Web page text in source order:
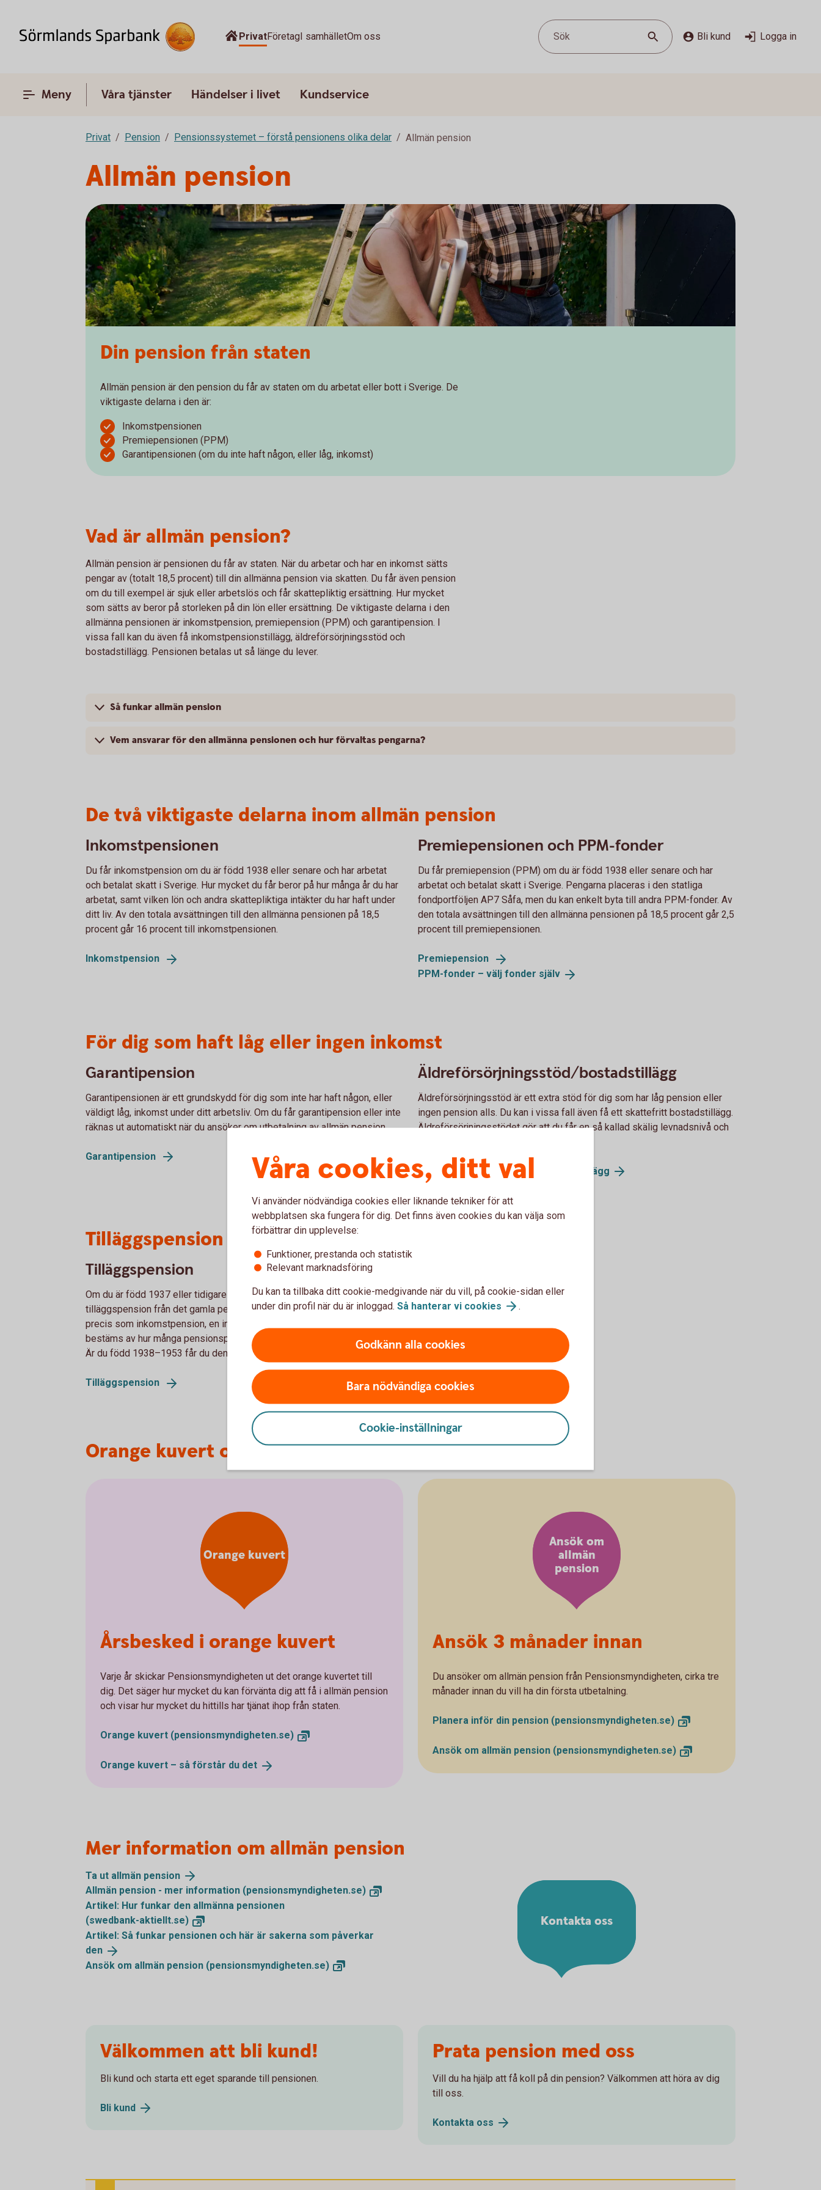
PrivatFöretagI samhälletOm oss Sök Bli kund Logga in
Meny Våra tjänster Händelser i livet Kundservice
Privat Pension Pensionssystemet – förstå pensionens olika delar Allmän pension
Allmän pension
Din pension från staten
Allmän pension är den pension du får av staten om du arbetat eller bott i Sverige. De
viktigaste delarna i den är:
Inkomstpensionen
Premiepensionen (PPM)
Garantipensionen (om du inte haft någon, eller låg, inkomst)
Vad är allmän pension?
Allmän pension är pensionen du får av staten. När du arbetar och har en inkomst sätts
pengar av (totalt 18,5 procent) till din allmänna pension via skatten. Du får även pension
om du till exempel är sjuk eller arbetslös och får skattepliktig ersättning. Hur mycket
som sätts av beror på storleken på din lön eller ersättning. De viktigaste delarna i den
allmänna pensionen är inkomstpension, premiepension (PPM) och garantipension. I
vissa fall kan du även få inkomstpensionstillägg, äldreförsörjningsstöd och
bostadstillägg. Pensionen betalas ut så länge du lever.
Så funkar allmän pension
Vem ansvarar för den allmänna pensionen och hur förvaltas pengarna?
De två viktigaste delarna inom allmän pension
Inkomstpensionen
Du får inkomstpension om du är född 1938 eller senare och har arbetat
och betalat skatt i Sverige. Hur mycket du får beror på hur många år du har
arbetat, samt vilken lön och andra skattepliktiga intäkter du har haft under
ditt liv. Av den totala avsättningen till den allmänna pensionen på 18,5
procent går 16 procent till inkomstpensionen.
Inkomstpension
Premiepensionen och PPM-fonder
Du får premiepension (PPM) om du är född 1938 eller senare och har
arbetat och betalat skatt i Sverige. Pengarna placeras i den statliga
fondportföljen AP7 Såfa, men du kan enkelt byta till andra PPM-fonder. Av
den totala avsättningen till den allmänna pensionen på 18,5 procent går 2,5
procent till premiepensionen.
Premiepension
PPM-fonder – välj fonder själv
För dig som haft låg eller ingen inkomst
Garantipension
Garantipensionen är ett grundskydd för dig som inte har haft någon, eller
väldigt låg, inkomst under ditt arbetsliv. Om du får garantipension eller inte
räknas ut automatiskt när du ansöker om utbetalning av allmän pension.
Garantipension
Äldreförsörjningsstöd/bostadstillägg
Äldreförsörjningsstöd är ett extra stöd för dig som har låg pension eller
ingen pension alls. Du kan i vissa fall även få ett skattefritt bostadstillägg.
Äldreförsörjningsstödet gör att du får en så kallad skälig levnadsnivå och
Äldreförsörjningsstöd och bostadstillägg
Tilläggspension – för dig som är född 1937–1953
Tilläggspension
Om du är född 1937 eller tidigare består din allmänna pension av
tilläggspension från det gamla pensionssystemet. Tilläggspension är,
precis som inkomstpension, en inkomstgrundad pension. Hur hög den blir
bestäms av hur många pensionspoäng du har tjänat in under ditt arbetsliv.
Är du född 1938–1953 får du den som en del av din allmänna pension.
Tilläggspension
Orange kuvert och ansökan om utbetalning
Orange kuvert
Årsbesked i orange kuvert
Varje år skickar Pensionsmyndigheten ut det orange kuvertet till
dig. Det säger hur mycket du kan förvänta dig att få i allmän pension
och visar hur mycket du hittills har tjänat ihop från staten.
Orange kuvert (pensionsmyndigheten.se)
Orange kuvert – så förstår du det
Ansök om
allmän
pension
Ansök 3 månader innan
Du ansöker om allmän pension från Pensionsmyndigheten, cirka tre
månader innan du vill ha din första utbetalning.
Planera inför din pension (pensionsmyndigheten.se)
Ansök om allmän pension (pensionsmyndigheten.se)
Mer information om allmän pension
Ta ut allmän pension
Allmän pension - mer information (pensionsmyndigheten.se)
Artikel: Hur funkar den allmänna pensionen
(swedbank-aktiellt.se)
Artikel: Så funkar pensionen och här är sakerna som påverkar
den
Ansök om allmän pension (pensionsmyndigheten.se)
Kontakta oss
Välkommen att bli kund!
Bli kund och starta ett eget sparande till pensionen.
Bli kund
Prata pension med oss
Vill du ha hjälp att få koll på din pension? Välkommen att höra av dig
till oss.
Kontakta oss
Våra cookies, ditt val
Vi använder nödvändiga cookies eller liknande tekniker för att
webbplatsen ska fungera för dig. Det finns även cookies du kan välja som
förbättrar din upplevelse:
Funktioner, prestanda och statistik
Relevant marknadsföring
Du kan ta tillbaka ditt cookie-medgivande när du vill, på cookie-sidan eller
under din profil när du är inloggad. Så hanterar vi cookies .
Godkänn alla cookies
Bara nödvändiga cookies
Cookie-inställningar